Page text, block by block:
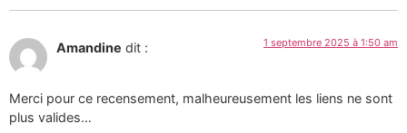
Amandine dit : 1 septembre 2025 à 1:50 am
Merci pour ce recensement, malheureusement les liens ne sont
plus valides…